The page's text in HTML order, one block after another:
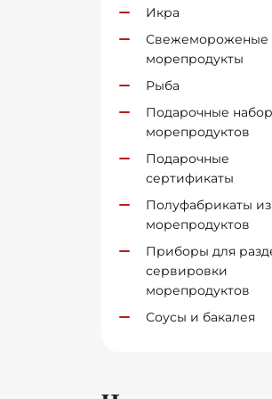
Икра
Свежемороженые
морепродукты
Рыба
Подарочные
морепродуктов
Подарочные
сертификаты
Полуфабрикаты из
морепродуктов
Приборы для
сервировки
морепродуктов
Соусы и бакалея